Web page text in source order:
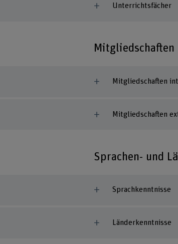
Unterrichtsfächer
Mitgliedschaften
Mitgliedschaften
Mitgliedschaften
Sprachen- und
Sprachkenntnisse
Länderkenntnisse